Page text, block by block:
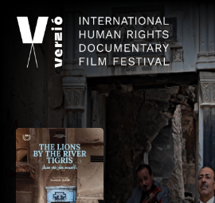
Kisegítő